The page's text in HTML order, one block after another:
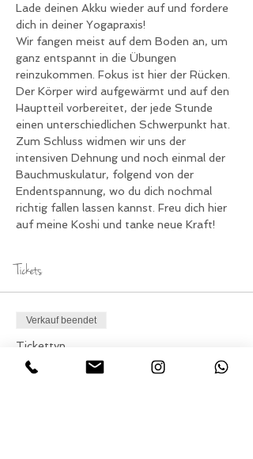
Lade deinen Akku wieder auf und fordere
dich in deiner Yogapraxis!
Wir fangen meist auf dem Boden an, um
ganz entspannt in die Übungen
reinzukommen. Fokus ist hier der Rücken.
Der Körper wird aufgewärmt und auf den
Hauptteil vorbereitet, der jede Stunde
einen unterschiedlichen Schwerpunkt hat.
Zum Schluss widmen wir uns der
intensiven Dehnung und noch einmal der
Bauchmuskulatur, folgend von der
Endentspannung, wo du dich nochmal
richtig fallen lassen kannst. Freu dich hier
auf meine Koshi und tanke neue Kraft!
Tickets
Verkauf beendet
Tickettyp
Teilnahme Yoga am